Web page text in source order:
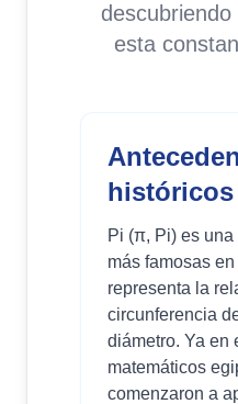
esta
históricos
Pi (π, Pi) es
más famosas
representa la
circunferencia
diámetro. Ya en
matemáticos
comenzaron a